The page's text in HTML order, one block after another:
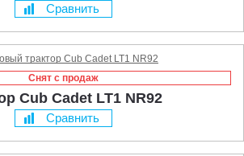
Сравнить
Снят с продаж
Cub Cadet LT1 NR92
Сравнить